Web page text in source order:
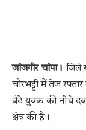
जांजगीर चांपा। जिले
चोरभट्टी में तेज रफ्तार
बैठे युवक की नीचे
क्षेत्र की है।